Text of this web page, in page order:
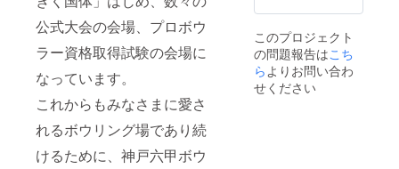
公式大会の会場、プロボウ
ラー資格取得試験の会場に
なっています。
これからもみなさまに愛さ
れるボウリング場であり続
けるために、神戸六甲ボウ
レット
予定で
す。掲
載を辞
退され
る場合
当日に
のお渡
しとな
りま
す。 ※
本プロ
このプロジェクト
の問題報告はこち
ら よりお問い合わ
せください